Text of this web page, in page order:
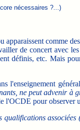
nécessaires ?...)
comme
de concert avec
définis, etc. Mais
l'enseignement
ne peut advenir à
l'OCDE pour observer
qualifications